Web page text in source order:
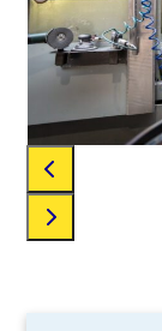
keys
to
access
carousel
navigation
buttons
to